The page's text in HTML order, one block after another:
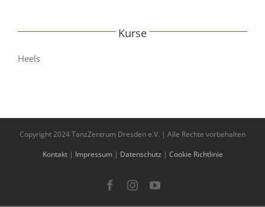
Kurse
Heels
Copyright 2024 TanzZentrum Dresden e.V. | Alle Rechte vorbehalten
Kontakt| Impressum | Datenschutz | Cookie Richtlinie
FacebookInstagramYouTube